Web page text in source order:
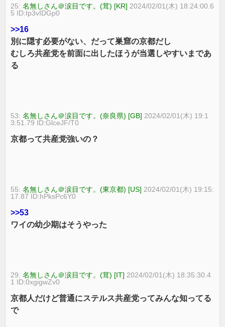
25:名無しさん＠涙目です。(茸) [KR] 2024/02/01(木) 18:24:00.6
5 ID:Ip3vIDGp0
>>16
別に隠す必要がない、だって巣窟の京都だし
むしろ共産党を前面に出したほうが当選しやすいまであ
る
53:名無しさん＠涙目です。(奈良県) [GB] 2024/02/01(木) 19:1
3:51.79 ID:GlceJF/T0
京都って共産党強いの？
55:名無しさん＠涙目です。(東京都) [US] 2024/02/01(木) 19:15:
17.87 ID:hPksPc6Y0
>>53
ワイの幼少期はそうやった
29:名無しさん＠涙目です。(茸) [IT] 2024/02/01(木) 18:35:30.4
1 ID:0xgigwZv0
京都人だけど普通にステルス共産党ってみんな知ってる
で